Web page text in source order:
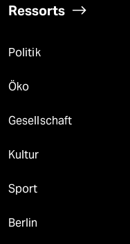
Ressorts
Politik
Öko
Gesellschaft
Kultur
Sport
Berlin